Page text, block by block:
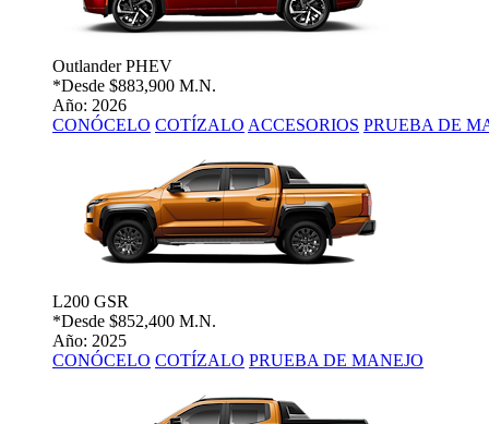
Outlander PHEV
*Desde $883,900 M.N.
Año: 2026
CONÓCELO COTÍZALO ACCESORIOS PRUEBA DE
L200 GSR
*Desde $852,400 M.N.
Año: 2025
CONÓCELO COTÍZALO PRUEBA DE MANEJO